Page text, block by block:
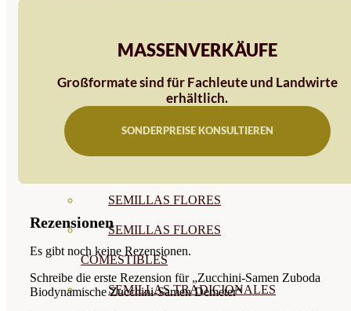
BIODINÁMICAS DEMETER
HORTALIZA FRUTO
SEMILLAS HORTALIZA DE
SEMILLAS FLORES
SEMILLAS FLORES
COMESTIBLES
SEMILLAS TRADICIONALES
MASSENVERKÄUFE
Großformate sind für Fachleute und Landwirte
erhältlich.
SONDERPREISE KONSULTIEREN
Rezensionen
Es gibt noch keine Rezensionen.
Schreibe die erste Rezension für „Zucchini-Samen Zuboda
Biodynamische Zucchini-Samen Demeter“